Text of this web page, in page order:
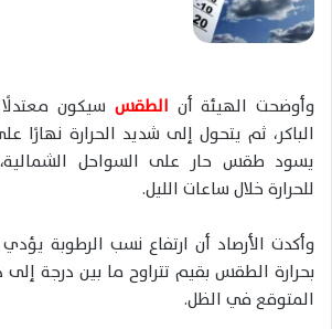
وأوضحت الهيئة أن الطقس سيكون
الباكر، ثم يتحول إلى شديد الحرارة نهارًا
يسود طقس حار على السواحل
للحرارة خلال ساعات الليل.
وأكدت الأرصاد أن ارتفاع نسب الرطوبة
بحرارة الطقس بقيم تتراوح ما بين درجة
المتوقع في الظل.